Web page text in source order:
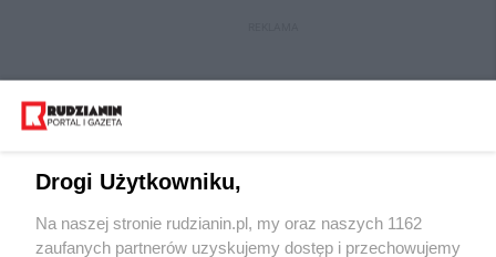
Wydawca mediów lokalnych
Drogi Użytkowniku,
Na naszej stronie rudzianin.pl, my oraz naszych 1162
zaufanych partnerów uzyskujemy dostęp i przechowujemy